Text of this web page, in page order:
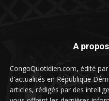
A
CongoQuotidien.com, édité
d'actualités en République
articles, rédigés par des